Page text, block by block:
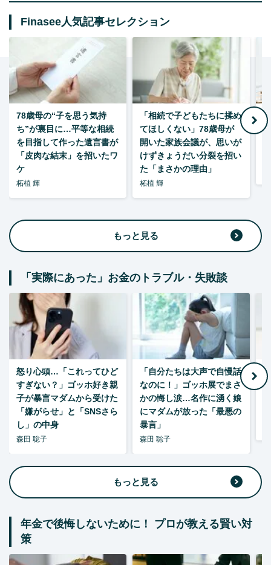
Finasee人気記事セレクション
78歳母の“子を思う気持
ち”が裏目に…平等な相続
を目指して作った遺言書が
「皮肉な結末」を招いたワ
ケ
柘植 輝
「相続で子どもたちに揉め
てほしくない」78歳母が
開いた家族会議が、思いが
けずきょうだい分裂を招い
た「まさかの理由」
柘植 輝
もっと見る
「実際にあった」お金のトラブル・失敗談
怒り心頭…「これってひど
すぎない？」ゴッホ好き親
子が暴言マダムから受けた
「嫌がらせ」と「SNSさら
し」の中身
森田 聡子
「自分たちは大声で自慢話
なのに！」ゴッホ展でまさ
かの悔し涙…名作に湧く娘
にマダムが放った「最悪の
暴言」
森田 聡子
もっと見る
年金で後悔しないために！ プロが教える賢い対
策